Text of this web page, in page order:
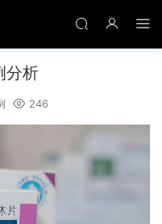
分析
246